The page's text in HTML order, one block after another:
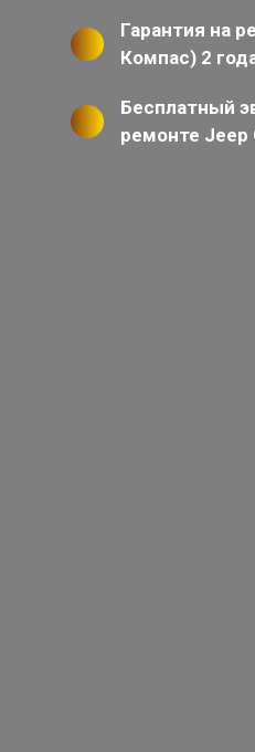
Гарантия на
Компас) 2
Бесплатный
ремонте Jeep